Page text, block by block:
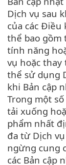
Dịch vụ sau
của các Điều
thể bao gồm
tính năng
vụ hoặc thay
thể sử dụng
khi Bản cập
Trong một
tải xuống
phẩm nhất
đa từ Dịch
ngừng cung
các Bản cập